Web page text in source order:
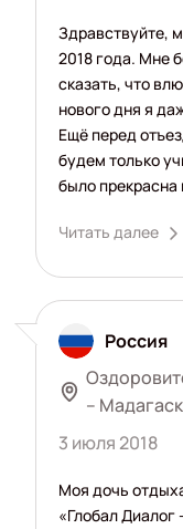
Здравствуйте,
2018 года. Мне
сказать, что
нового дня я
Ещё перед
будем только
было прекрасна
Читать далее
Россия
–
3 июля 2018
Моя дочь
«Глобал Диалог